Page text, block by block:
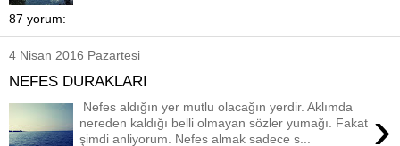
87 yorum:
4 Nisan 2016 Pazartesi
NEFES DURAKLARI
›
Nefes aldığın yer mutlu olacağın yerdir. Aklımda
nereden kaldığı belli olmayan sözler yumağı. Fakat
şimdi anliyorum. Nefes almak sadece s...